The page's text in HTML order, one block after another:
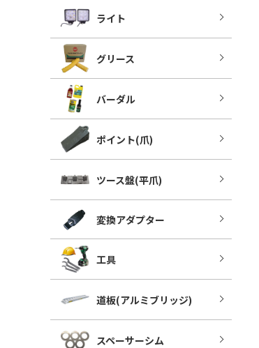
ライト
グリース
バーダル
ポイント(爪)
ツース盤(平爪)
変換アダプター
工具
道板(アルミブリッジ)
スペーサーシム